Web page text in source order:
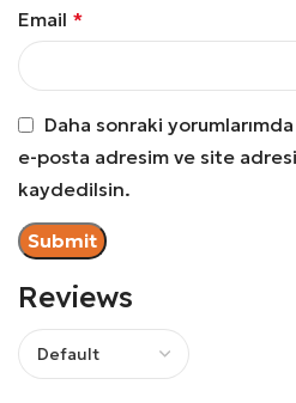
Reviews
Email *
Daha sonraki yorumlarımda
e-posta adresim ve site
kaydedilsin.